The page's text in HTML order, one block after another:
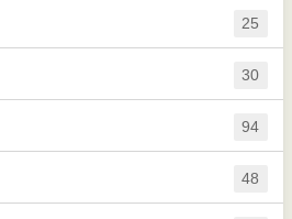
25
30
94
48